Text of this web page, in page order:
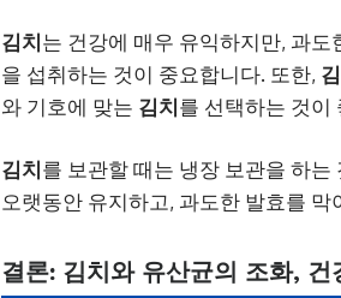
김치는 건강에 매우 유익하지만, 과
을 섭취하는 것이 중요합니다. 또한,
와 기호에 맞는 김치를 선택하는 것이
김치를 보관할 때는 냉장 보관을 하
오랫동안 유지하고, 과도한 발효를 막
결론: 김치와 유산균의 조화, 건